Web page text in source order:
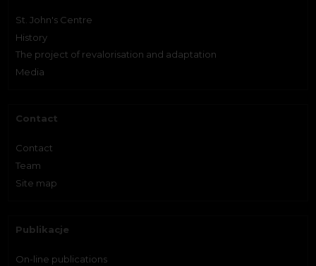
St. John's Centre
History
The project of revalorisation and adaptation
Media
Contact
Contact
Team
Site map
Publikacje
On-line publications